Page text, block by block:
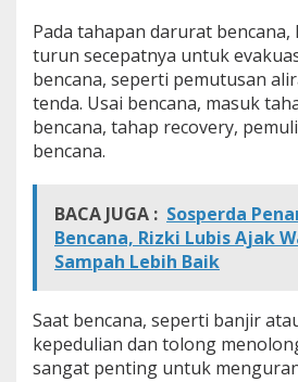
Pada tahapan darurat bencana,
turun secepatnya untuk
bencana, seperti pemutusan
tenda. Usai bencana, masuk
bencana, tahap recovery,
bencana.
BACA JUGA : Sosperda
Bencana, Rizki Lubis Ajak
Sampah Lebih Baik
Saat bencana, seperti banjir
kepedulian dan tolong
sangat penting untuk